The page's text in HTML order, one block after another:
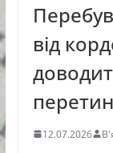
від
12.07.2026